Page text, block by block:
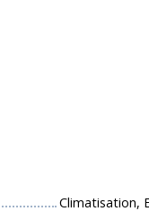
Climatisation,